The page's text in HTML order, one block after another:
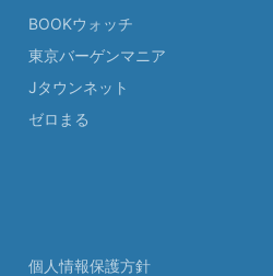
BOOKウォッチ
東京バーゲンマニア
Jタウンネット
ゼロまる
個人情報保護方針